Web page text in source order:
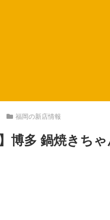
福岡の新店情報
】博多 鍋焼きち